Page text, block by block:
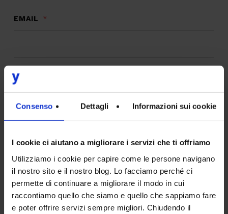
Consenso Dettagli Informazioni sui cookie
I cookie ci aiutano a migliorare i servizi che ti offriamo
Utilizziamo i cookie per capire come le persone navigano
il nostro sito e il nostro blog. Lo facciamo perché ci
permette di continuare a migliorare il modo in cui
raccontiamo quello che siamo e quello che sappiamo fare
e poter offrire servizi sempre migliori. Chiudendo il
EMAIL *
INTERESSI
Digital Transformation
IT
Marketing & Commerce
AI
Sostenibilità